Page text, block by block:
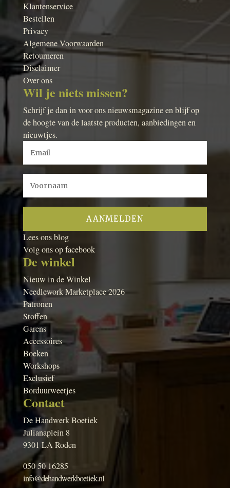
Klantenservice
Bestellen
Privacy
Algemene Voorwaarden
Retourneren
Disclaimer
Over ons
Wil je niets missen?
Schrijf je dan in voor ons nieuwsmagazine en blijf op
de hoogte van de laatste producten, aanbiedingen en
nieuwtjes.
Lees ons blog
Volg ons op facebook
De winkel
Nieuw in de Winkel
Needlework Marketplace 2026
Patronen
Stoffen
Garens
Accessoires
Boeken
Workshops
Exclusief
Borduurweetjes
Contact
De Handwerk Boetiek
Julianaplein 8
9301 LA Roden
050 50 16285
info@dehandwerkboetiek.nl